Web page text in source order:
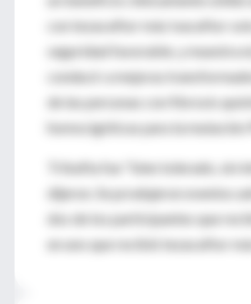
con tezacaftor más ivacaftor
seguridad favorable, y muestra
conducir a mejoras
de las personas con fibrosis
homocigóticas para la mutación
Trikafta fue "bien tolerado, sin
dijeron. Se produjeron eventos
dos de los participantes que
en uno que recibió tezacaftor